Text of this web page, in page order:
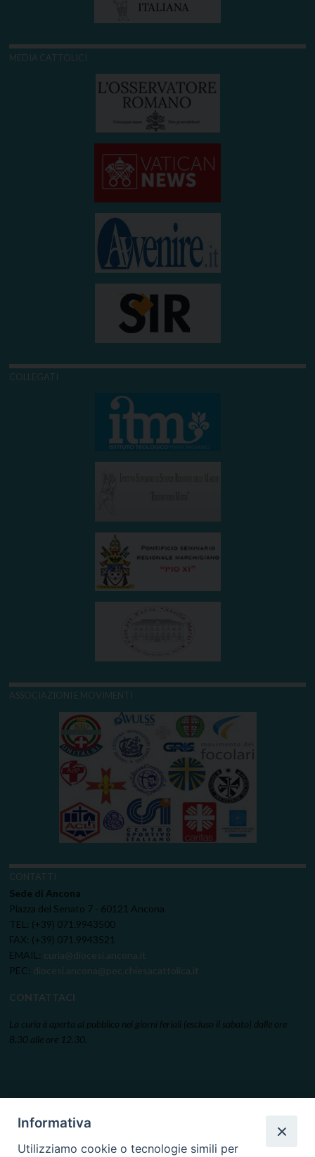
MEDIA CATTOLICI
COLLEGATI
ASSOCIAZIONI E MOVIMENTI
CONTATTI
Sede di Ancona
Piazza del Senato 7 - 60121 Ancona
TEL: (+39) 071.9943500
FAX: (+39) 071.9943521
EMAIL: curia@diocesi.ancona.it
PEC: diocesi.ancona@pec.chiesacattolica.it
CONTATTACI
La curia è aperta al pubblico nei giorni feriali (escluso il sabato) dalle ore
8.30 alle ore 12.30.
Informativa
Utilizziamo cookie o tecnologie simili per